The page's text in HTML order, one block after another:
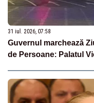
31 iul. 2026, 07:58
Guvernul marchează
de Persoane: Palatul